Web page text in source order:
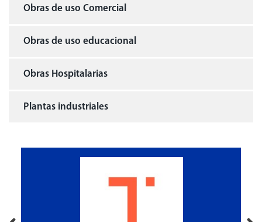
Obras de uso Comercial
Obras de uso educacional
Obras Hospitalarias
Plantas industriales